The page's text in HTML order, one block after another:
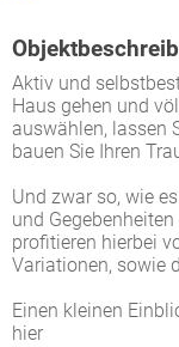
Aktiv und
Haus gehen und
auswählen, lassen
bauen Sie Ihren
Und zwar so, wie
und
profitieren hierbei
Variationen, sowie
Einen kleinen
hier